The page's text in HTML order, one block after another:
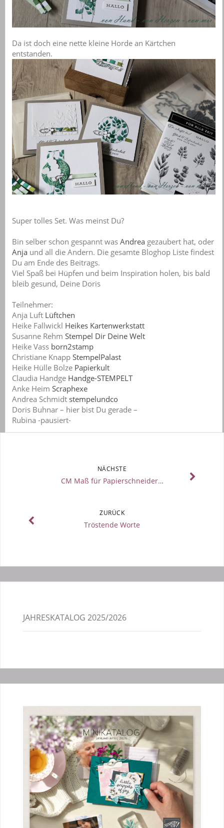
Da ist doch eine nette kleine Horde an Kärtchen
entstanden.
Super tolles Set. Was meinst Du?
Bin selber schon gespannt was Andreagezaubert hat, oder
Anja und all die Andern. Die gesamte Bloghop Liste findest
Du am Ende des Beitrags.
Viel Spaß bei Hüpfen und beim Inspiration holen, bis bald
bleib gesund, Deine Doris
Teilnehmer:
Anja Luft Lüftchen
Heike Fallwickl Heikes Kartenwerkstatt
Susanne Rehm Stempel Dir Deine Welt
Heike Vass born2stamp
Christiane Knapp StempelPalast
Heike Hülle Bolze Papierkult
Claudia Handge Handge-STEMPELT
Anke Heim Scraphexe
Andrea Schmidt stempelundco
Doris Buhnar – hier bist Du gerade –
Rubina -pausiert-
NÄCHSTE
CM Maß für Papierschneider…
ZURÜCK
Tröstende Worte
JAHRESKATALOG 2025/2026